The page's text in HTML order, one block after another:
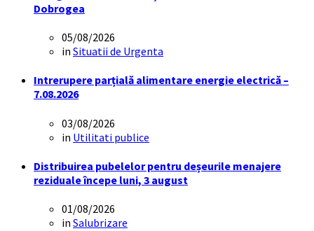
Dobrogea
05/08/2026
in Situatii de Urgenta
Intrerupere parțială alimentare energie electrică –
7.08.2026
03/08/2026
in Utilitati publice
Distribuirea pubelelor pentru deșeurile menajere
reziduale începe luni, 3 august
01/08/2026
in Salubrizare